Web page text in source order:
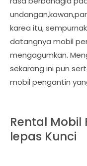
karea itu,
datangnya mobil
mengagumkan.
sekarang ini pun
mobil pengantin
Rental
lepas Kunci